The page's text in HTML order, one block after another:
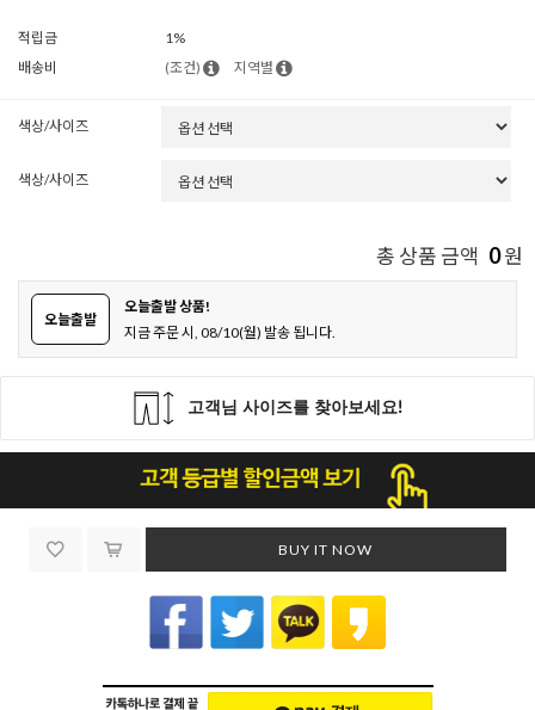
적립금
1%
배송비
(조건) 지역별
색상/사이즈
색상/사이즈
총 상품 금액 0원
오늘출발
오늘출발 상품!
지금 주문 시, 08/10(월) 발송 됩니다.
BUY IT NOW